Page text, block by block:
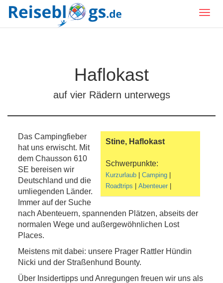
Haflokast
auf vier Rädern unterwegs
Stine, Haflokast
Schwerpunkte:
Kurzurlaub |Camping
Roadtrips |Abenteuer
Das Campingfieber
hat uns erwischt. Mit
dem Chausson 610
SE bereisen wir
Deutschland und die
umliegenden Länder.
Immer auf der Suche
nach Abenteuern, spannenden Plätzen, abseits der
normalen Wege und außergewöhnlichen Lost
Places.
Meistens mit dabei: unsere Prager Rattler Hündin
Nicki und der Straßenhund Bounty.
Über Insidertipps und Anregungen freuen wir uns als